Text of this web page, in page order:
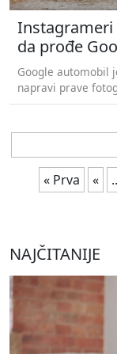
Instagrameri
da prođe
Google automobil
napravi prave
« Prva
«
NAJČITANIJE